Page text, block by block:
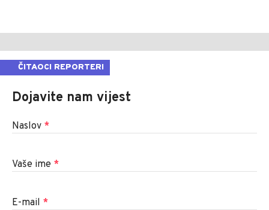
ČITAOCI REPORTERI
Dojavite nam vijest
Naslov *
Vaše ime *
E-mail *